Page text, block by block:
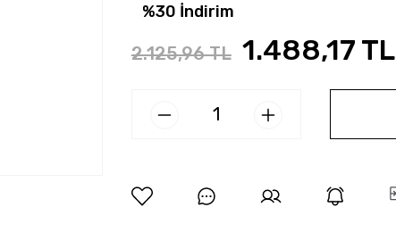
%30 İndirim
2.125,96 TL 1.488,17 TL